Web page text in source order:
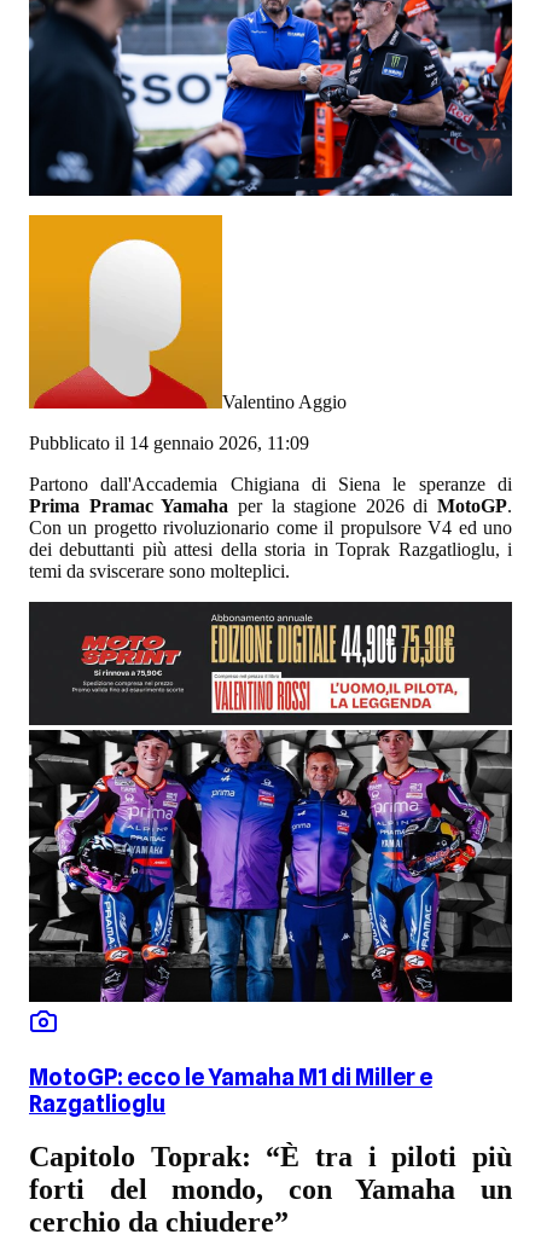
Valentino Aggio
Pubblicato il 14 gennaio 2026, 11:09
Partono dall'Accademia Chigiana di Siena le speranze di
Prima Pramac Yamaha per la stagione 2026 di MotoGP.
Con un progetto rivoluzionario come il propulsore V4 ed uno
dei debuttanti più attesi della storia in Toprak Razgatlioglu, i
temi da sviscerare sono molteplici.
MotoGP: ecco le Yamaha M1 di Miller e
Razgatlioglu
Capitolo Toprak: “È tra i piloti più
forti del mondo, con Yamaha un
cerchio da chiudere”